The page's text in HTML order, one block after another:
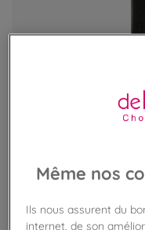
Pâte de
Même nos
Ils nous assurent du
internet, de son